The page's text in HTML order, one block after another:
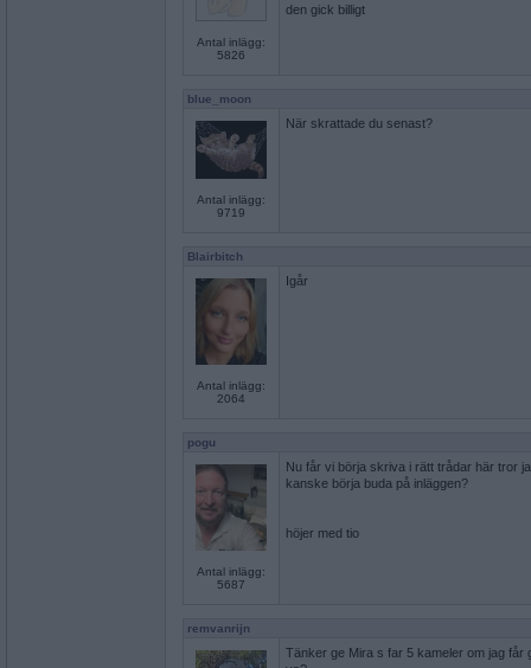
Antal inlägg:
5826
den gick billigt
blue_moon
Antal inlägg:
9719
När skrattade du senast?
Blairbitch
Antal inlägg:
2064
Igår
pogu
Antal inlägg:
5687
Nu får vi börja skriva i rätt trådar här tror
kanske börja buda på inläggen?
höjer med tio
remvanrijn
Tänker ge Mira s far 5 kameler om jag får